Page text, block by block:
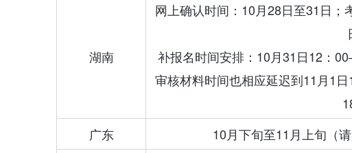
湖南
网上确认时间：10月28日至31日；
补报名时间安排：10月31日12：
审核材料时间也相应延迟到11月1
广东
10月下旬至11月上旬（